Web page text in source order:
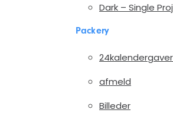
Dark – Single
Packery
24kalendergaver
afmeld
Billeder